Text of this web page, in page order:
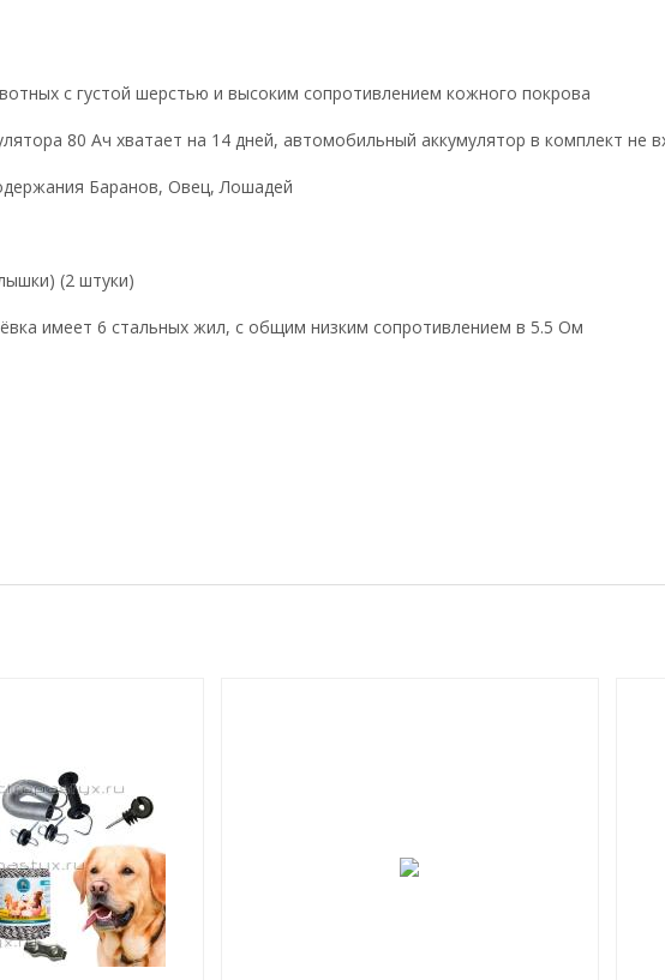
с густой шерстью и высоким сопротивлением кожного покрова
80 Ач хватает на 14 дней, автомобильный аккумулятор в комплект не
Баранов, Овец, Лошадей
(2 штуки)
имеет 6 стальных жил, с общим низким сопротивлением в 5.5 Ом